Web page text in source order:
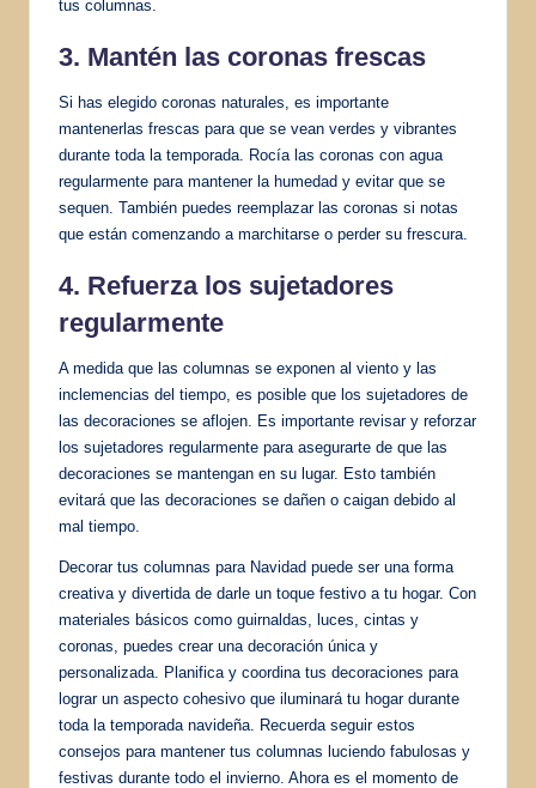
tus columnas.
3. Mantén las coronas frescas
Si has elegido coronas naturales, es importante
mantenerlas frescas para que se vean verdes y vibrantes
durante toda la temporada. Rocía las coronas con agua
regularmente para mantener la humedad y evitar que se
sequen. También puedes reemplazar las coronas si notas
que están comenzando a marchitarse o perder su frescura.
4. Refuerza los sujetadores
regularmente
A medida que las columnas se exponen al viento y las
inclemencias del tiempo, es posible que los sujetadores de
las decoraciones se aflojen. Es importante revisar y reforzar
los sujetadores regularmente para asegurarte de que las
decoraciones se mantengan en su lugar. Esto también
evitará que las decoraciones se dañen o caigan debido al
mal tiempo.
Decorar tus columnas para Navidad puede ser una forma
creativa y divertida de darle un toque festivo a tu hogar. Con
materiales básicos como guirnaldas, luces, cintas y
coronas, puedes crear una decoración única y
personalizada. Planifica y coordina tus decoraciones para
lograr un aspecto cohesivo que iluminará tu hogar durante
toda la temporada navideña. Recuerda seguir estos
consejos para mantener tus columnas luciendo fabulosas y
festivas durante todo el invierno. Ahora es el momento de